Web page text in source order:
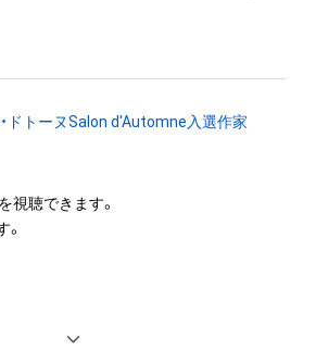
事項
れらに限られません。)にかかる知的財産
用新案権、商標権、意匠権その他の知的財
得し、又はそれらの権利につき登録等を
隣接権の権利者またはその管理委託を受
されています。そのため、本アイテム
を意味しません。
有する方、著作隣接権の権利者またはそ
る者からの事前の同意なしに、上記の「本
ドトーヌSalon d'Automne入選作家
視聴できます。